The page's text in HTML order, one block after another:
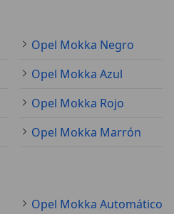
Opel Mokka Negro
Opel Mokka Azul
Opel Mokka Rojo
Opel Mokka Marrón
Opel Mokka Automático